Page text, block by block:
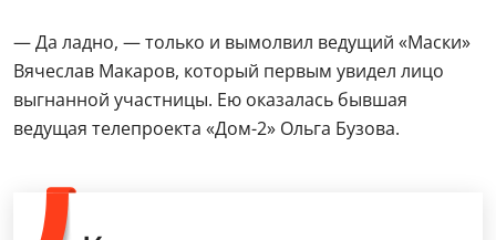
— Да ладно, — только и вымолвил ведущий «Маски»
Вячеслав Макаров, который первым увидел лицо
выгнанной участницы. Ею оказалась бывшая
ведущая телепроекта «Дом-2» Ольга Бузова.